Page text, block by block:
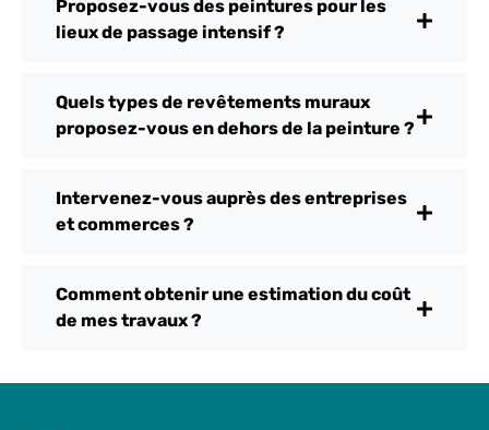
Proposez-vous des peintures pour les
lieux de passage intensif ?
Quels types de revêtements muraux
proposez-vous en dehors de la peinture ?
Intervenez-vous auprès des entreprises
et commerces ?
Comment obtenir une estimation du coût
de mes travaux ?